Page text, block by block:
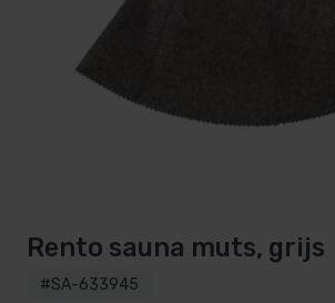
Rento sauna muts, grijs
#SA-633945